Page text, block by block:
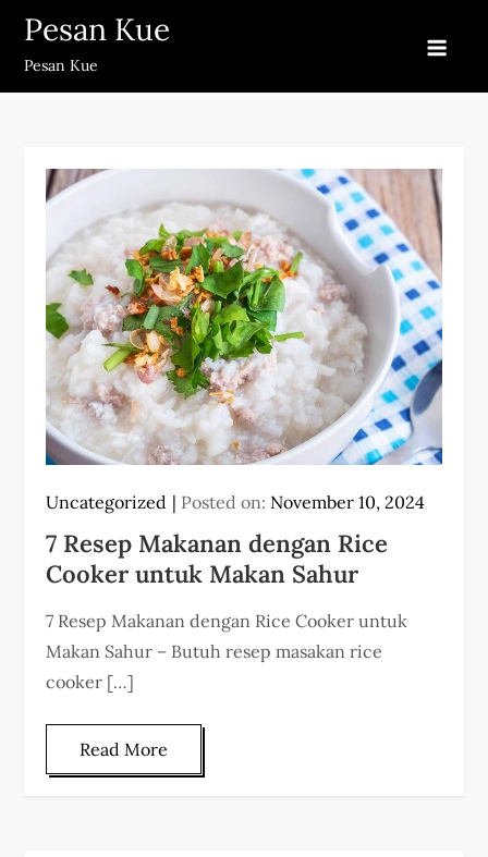
Skip
content
Pesan Kue
Pesan Kue
Uncategorized Posted on: November 10, 2024
7 Resep Makanan dengan Rice
Cooker untuk Makan Sahur
7 Resep Makanan dengan Rice Cooker untuk
Makan Sahur – Butuh resep masakan rice
cooker […]
Read More